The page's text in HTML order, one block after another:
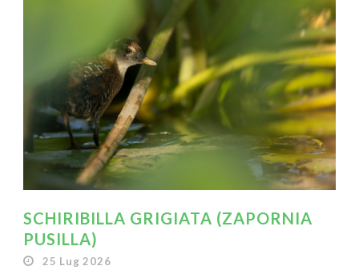
SCHIRIBILLA GRIGIATA (ZAPORNIA
PUSILLA)
25 Lug 2026